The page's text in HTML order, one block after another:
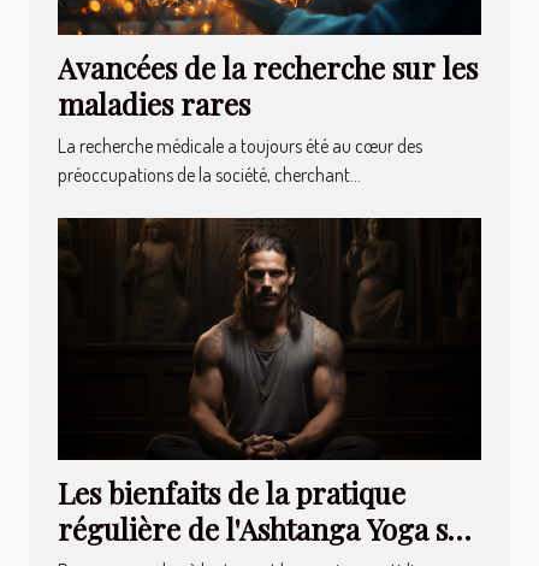
Avancées de la recherche sur les
maladies rares
La recherche médicale a toujours été au cœur des
préoccupations de la société, cherchant...
Les bienfaits de la pratique
régulière de l'Ashtanga Yoga sur